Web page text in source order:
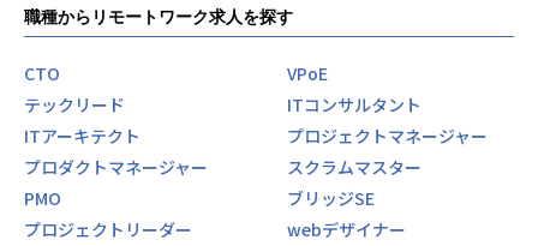
職種からリモートワーク求人を探す
CTO
VPoE
テックリード
ITコンサルタント
ITアーキテクト
プロジェクトマネージャー
プロダクトマネージャー
スクラムマスター
PMO
ブリッジSE
プロジェクトリーダー
webデザイナー